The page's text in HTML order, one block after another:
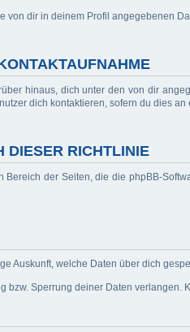
von dir in deinem Profil angegebenen
hinaus, dich unter den von dir
dich kontaktieren, sofern du dies an
DIESER RICHTLINIE
Bereich der Seiten, die die phpBB-
Auskunft, welche Daten über dich
bzw. Sperrung deiner Daten verlangen.